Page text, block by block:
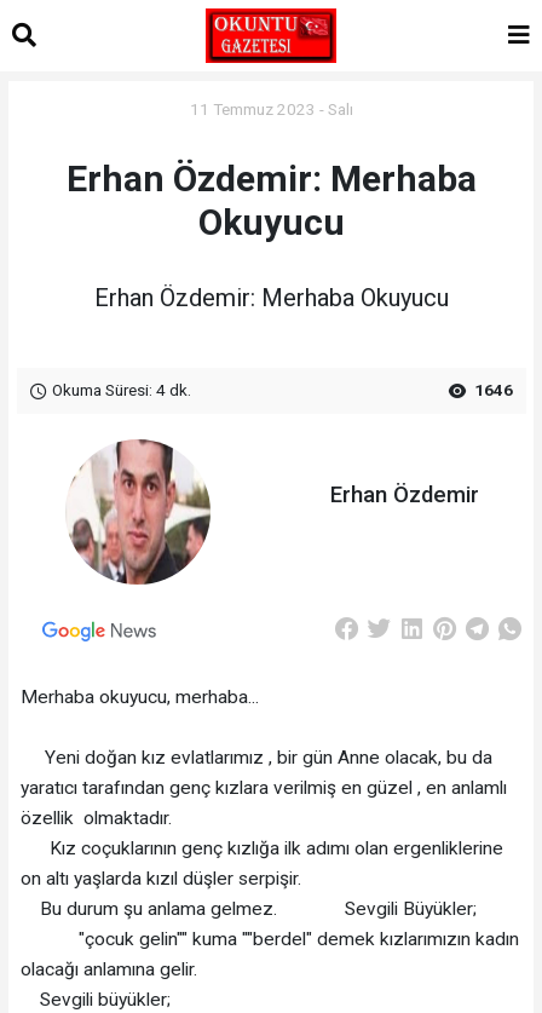
11 Temmuz 2023 - Salı
Erhan Özdemir: Merhaba
Okuyucu
Erhan Özdemir: Merhaba Okuyucu
Okuma Süresi: 4 dk. 1646
Erhan Özdemir
Merhaba okuyucu, merhaba...
Yeni doğan kız evlatlarımız , bir gün Anne olacak, bu da
yaratıcı tarafından genç kızlara verilmiş en güzel , en anlamlı
özellik olmaktadır.
Kız coçuklarının genç kızlığa ilk adımı olan ergenliklerine
on altı yaşlarda kızıl düşler serpişir.
Bu durum şu anlama gelmez. Sevgili Büyükler;
"çocuk gelin"" kuma ""berdel" demek kızlarımızın kadın
olacağı anlamına gelir.
Sevgili büyükler;